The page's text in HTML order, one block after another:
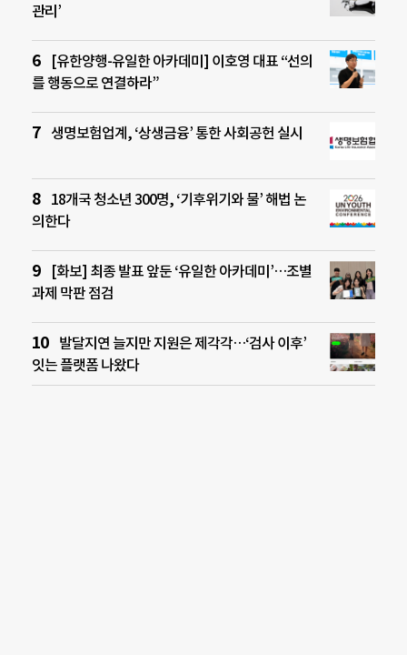
관리’
[유한양행-유일한 아카데미] 이호영 대표 “선의
를 행동으로 연결하라”
생명보험업계, ‘상생금융’ 통한 사회공헌 실시
18개국 청소년 300명, ‘기후위기와 물’ 해법 논
의한다
[화보] 최종 발표 앞둔 ‘유일한 아카데미’…조별
과제 막판 점검
발달지연 늘지만 지원은 제각각…‘검사 이후’
잇는 플랫폼 나왔다